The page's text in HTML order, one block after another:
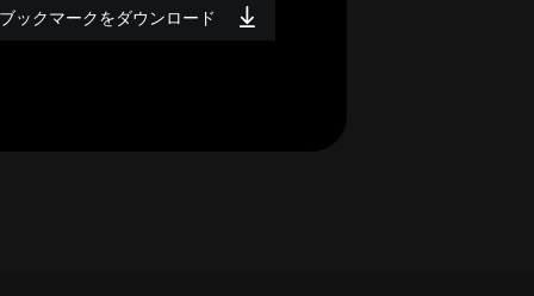
ブックマークをダウンロード